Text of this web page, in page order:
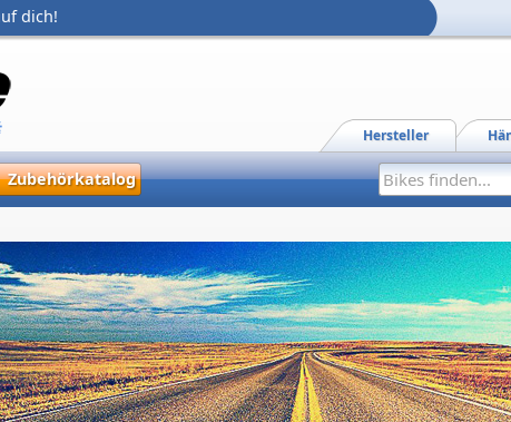
dich!
Hersteller
Zubehörkatalog